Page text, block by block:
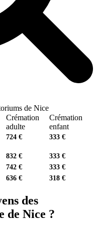
de Nice
Crémation
adulte
Crémation
enfant
724 € 333 €
832 € 333 €
742 € 333 €
636 € 318 €
des
de Nice ?